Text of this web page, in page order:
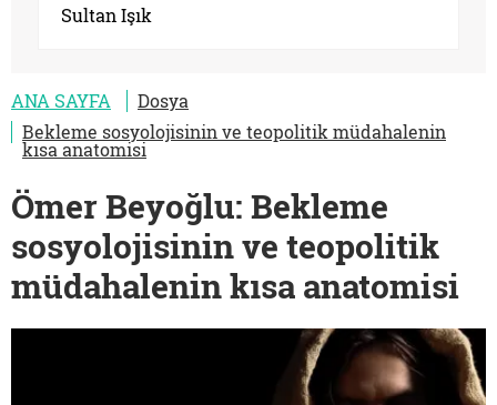
Sultan Işık
ANA SAYFA
Dosya
Bekleme sosyolojisinin ve teopolitik müdahalenin
kısa anatomisi
Ömer Beyoğlu: Bekleme
sosyolojisinin ve teopolitik
müdahalenin kısa anatomisi